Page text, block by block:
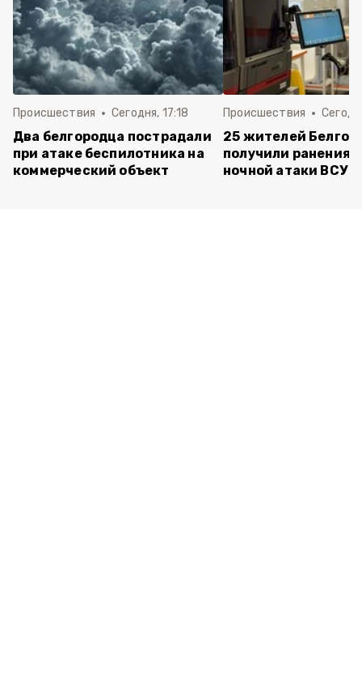
Происшествия Сегодня, 17:18
Два белгородца пострадали
при атаке беспилотника на
коммерческий объект
Происшествия
25 жителей
получили ранения
ночной атаки ВСУ